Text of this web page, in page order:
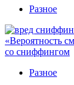
Разное
«Вероятность
со сниффингом
Разное